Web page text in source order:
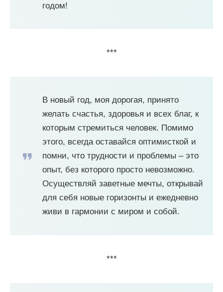
годом!
***
В новый год, моя дорогая, принято
желать счастья, здоровья и всех благ, к
которым стремиться человек. Помимо
этого, всегда оставайся оптимисткой и
помни, что трудности и проблемы – это
опыт, без которого просто невозможно.
Осуществляй заветные мечты, открывай
для себя новые горизонты и ежедневно
живи в гармонии с миром и собой.
***